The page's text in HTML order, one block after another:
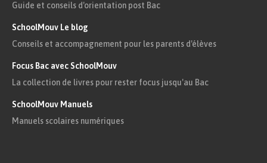
Guide et conseils d'orientation post Bac
SchoolMouv Le blog
Conseils et accompagnement pour les parents d'élèves
Focus Bac avec SchoolMouv
La collection de livres pour rester focus jusqu'au Bac
SchoolMouv Manuels
Manuels scolaires numériques